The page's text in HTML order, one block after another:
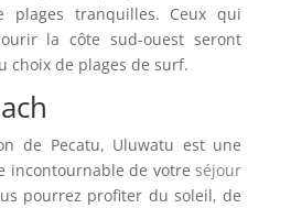
plages tranquilles. Ceux qui
la côte sud-ouest seront
choix de plages de surf.
de Pecatu, Uluwatu est une
incontournable de votreséjour
pourrez profiter du soleil, de